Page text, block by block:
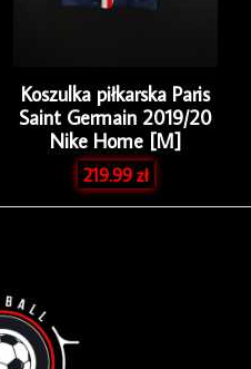
Koszulka piłkarska Paris
Saint Germain 2019/20
Nike Home [M]
219.99zł